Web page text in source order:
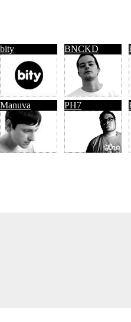
bity BNCKD
Manuva PH7